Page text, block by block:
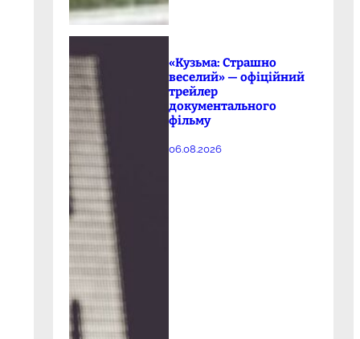
«Кузьма: Страшно
веселий» — офіційний
трейлер
документального
фільму
06.08.2026